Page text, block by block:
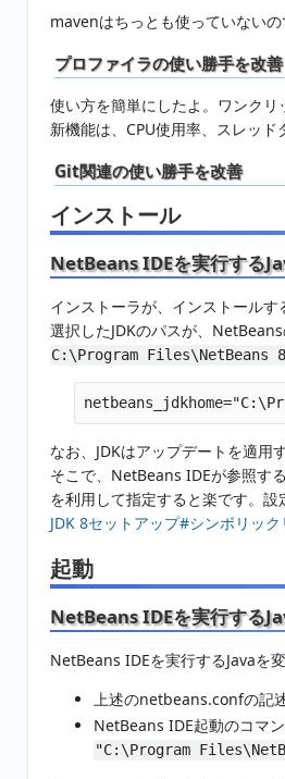
mavenはちっとも使っていない
プロファイラの使い勝手を改善
使い方を簡単にしたよ。ワンクリ
新機能は、CPU使用率、スレッド
Git関連の使い勝手を改善
インストール
NetBeans IDEを実行する
インストーラが、インストールす
選択したJDKのパスが、
C:\Program Files\NetBeans
なお、JDKはアップデートを適用
そこで、NetBeans IDEが参照す
を利用して指定すると楽です。設
JDK 8セットアップ#シンボリッ
起動
NetBeans IDEを実行する
NetBeans IDEを実行するJavaを
上述のnetbeans.confの記
NetBeans IDE起動のコマ
"C:\Program